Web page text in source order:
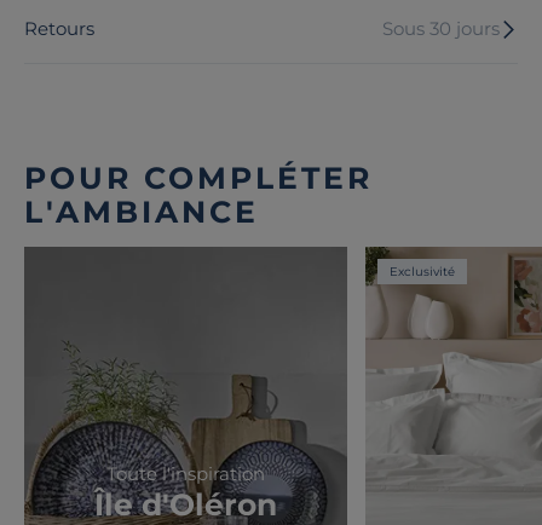
Retours Sous 30 jours
POUR COMPLÉTER
L'AMBIANCE
Toute l'inspiration
Île d'Oléron
Exclusivité